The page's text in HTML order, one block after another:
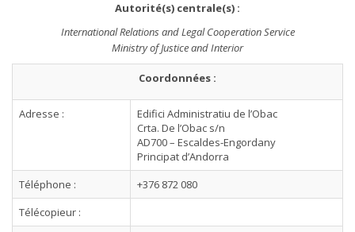
Autorité(s) centrale(s) :
International Relations and Legal Cooperation Service
Ministry of Justice and Interior
Coordonnées :
Adresse :
Edifici Administratiu de l’Obac
Crta. De l’Obac s/n
AD700 – Escaldes-Engordany
Principat d’Andorra
Téléphone :
+376 872 080
Télécopieur :